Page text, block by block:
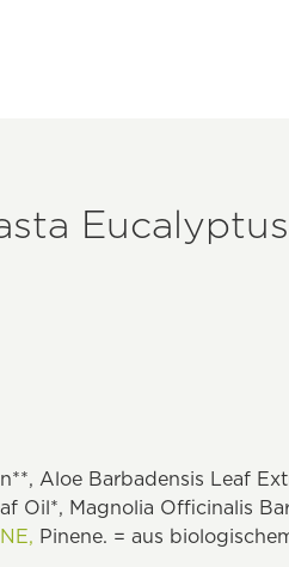
Aloe Barbadensis Leaf
Oil*, Magnolia Officinalis
Pinene. = aus